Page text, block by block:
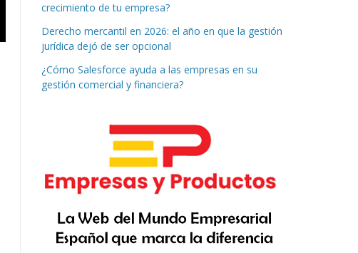
crecimiento de tu empresa?
Derecho mercantil en 2026: el año en que la gestión
jurídica dejó de ser opcional
¿Cómo Salesforce ayuda a las empresas en su
gestión comercial y financiera?